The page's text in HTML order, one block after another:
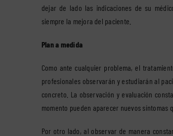
dejar de lado las indicaciones de su
siempre la mejora del paciente.
Plan a medida
Como ante cualquier problema, el
profesionales observarán y estudiarán al
concreto. La observación y evaluación
momento pueden aparecer nuevos síntomas
Por otro lado, al observar de manera